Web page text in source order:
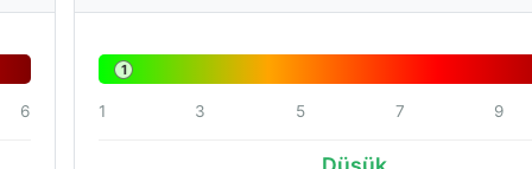
6
1
1 3 5 7 9